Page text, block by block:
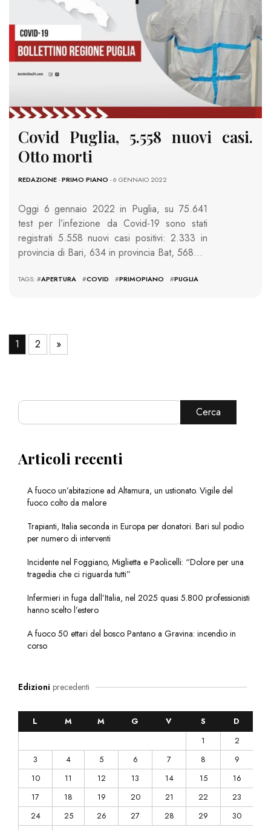
Covid Puglia, 5.558 nuovi casi.
Otto morti
REDAZIONE-PRIMO PIANO - 6 GENNAIO 2022
Oggi 6 gennaio 2022 in Puglia, su 75.641
test per l’infezione da Covid-19 sono stati
registrati 5.558 nuovi casi positivi: 2.333 in
provincia di Bari, 634 in provincia Bat, 568…
TAGS: #APERTURA #COVID #PRIMOPIANO #PUGLIA
1 2 »
Cerca
Articoli recenti
A fuoco un’abitazione ad Altamura, un ustionato. Vigile del
fuoco colto da malore
Trapianti, Italia seconda in Europa per donatori. Bari sul podio
per numero di interventi
Incidente nel Foggiano, Miglietta e Paolicelli: “Dolore per una
tragedia che ci riguarda tutti”
Infermieri in fuga dall’Italia, nel 2025 quasi 5.800 professionisti
hanno scelto l’estero
A fuoco 50 ettari del bosco Pantano a Gravina: incendio in
corso
Edizioni precedenti
L M M G V S
D
1
2
3
4 5 6 7 8
9
10
11 12 13 14 15
16
17
18 19 20 21 22
23
24
25 26 27 28 29
30